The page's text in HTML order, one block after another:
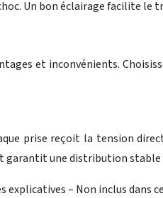
Un bon éclairage facilite le
et inconvénients.
prise reçoit la tension
garantit une distribution stable
– Non inclus dans